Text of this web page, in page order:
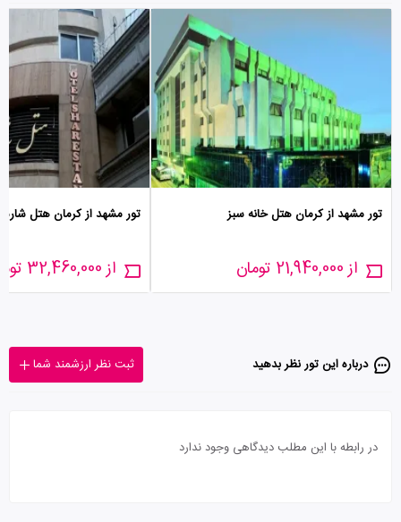
تور مشهد از کرمان هتل خانه سبز
از 21,940,000 تومان
تور مشهد از کرمان هتل
از 32,460,000 تومان
درباره این تور‌ نظر بدهید ثبت نظر ارزشمند شما
در رابطه با این مطلب دیدگاهی وجود ندارد